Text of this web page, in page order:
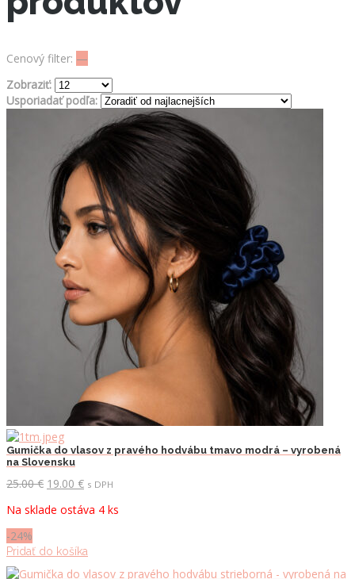
Cenový filter: —
Zobraziť:
Usporiadať podľa:
Gumička do vlasov z pravého hodvábu tmavo modrá – vyrobená
na Slovensku
25.00€ Pôvodná
bola:
19.00 €Aktuálna
je:
s DPH
Na sklade ostáva 4 ks
-24%
Pridať do košíka